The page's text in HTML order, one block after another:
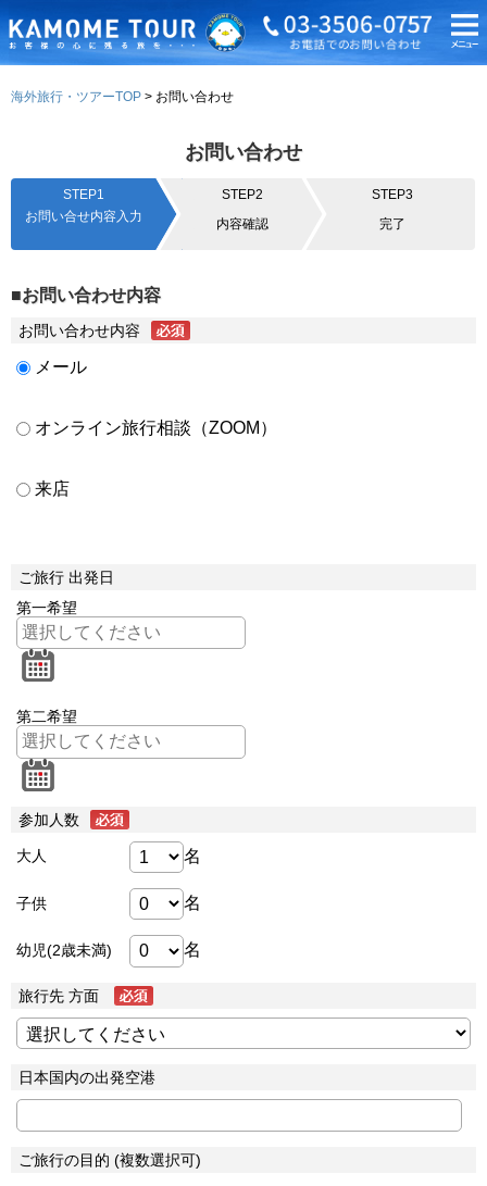
海外旅行・ツアーTOP お問い合わせ
お問い合わせ
STEP1
お問い合せ内容入力
STEP2
内容確認
STEP3
完了
■お問い合わせ内容
お問い合わせ内容
メール
オンライン旅行相談（ZOOM）
来店
ご旅行 出発日
第一希望
第二希望
参加人数
大人 名
子供 名
幼児(2歳未満) 名
旅行先 方面
日本国内の出発空港
ご旅行の目的 (複数選択可)